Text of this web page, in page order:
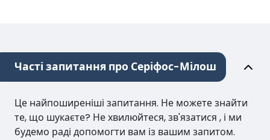
Часті запитання про Серіфос-Мілош
Це найпоширеніші запитання. Не можете знайти
те, що шукаєте? Не хвилюйтеся, зв'язатися , і ми
будемо раді допомогти вам із вашим запитом.